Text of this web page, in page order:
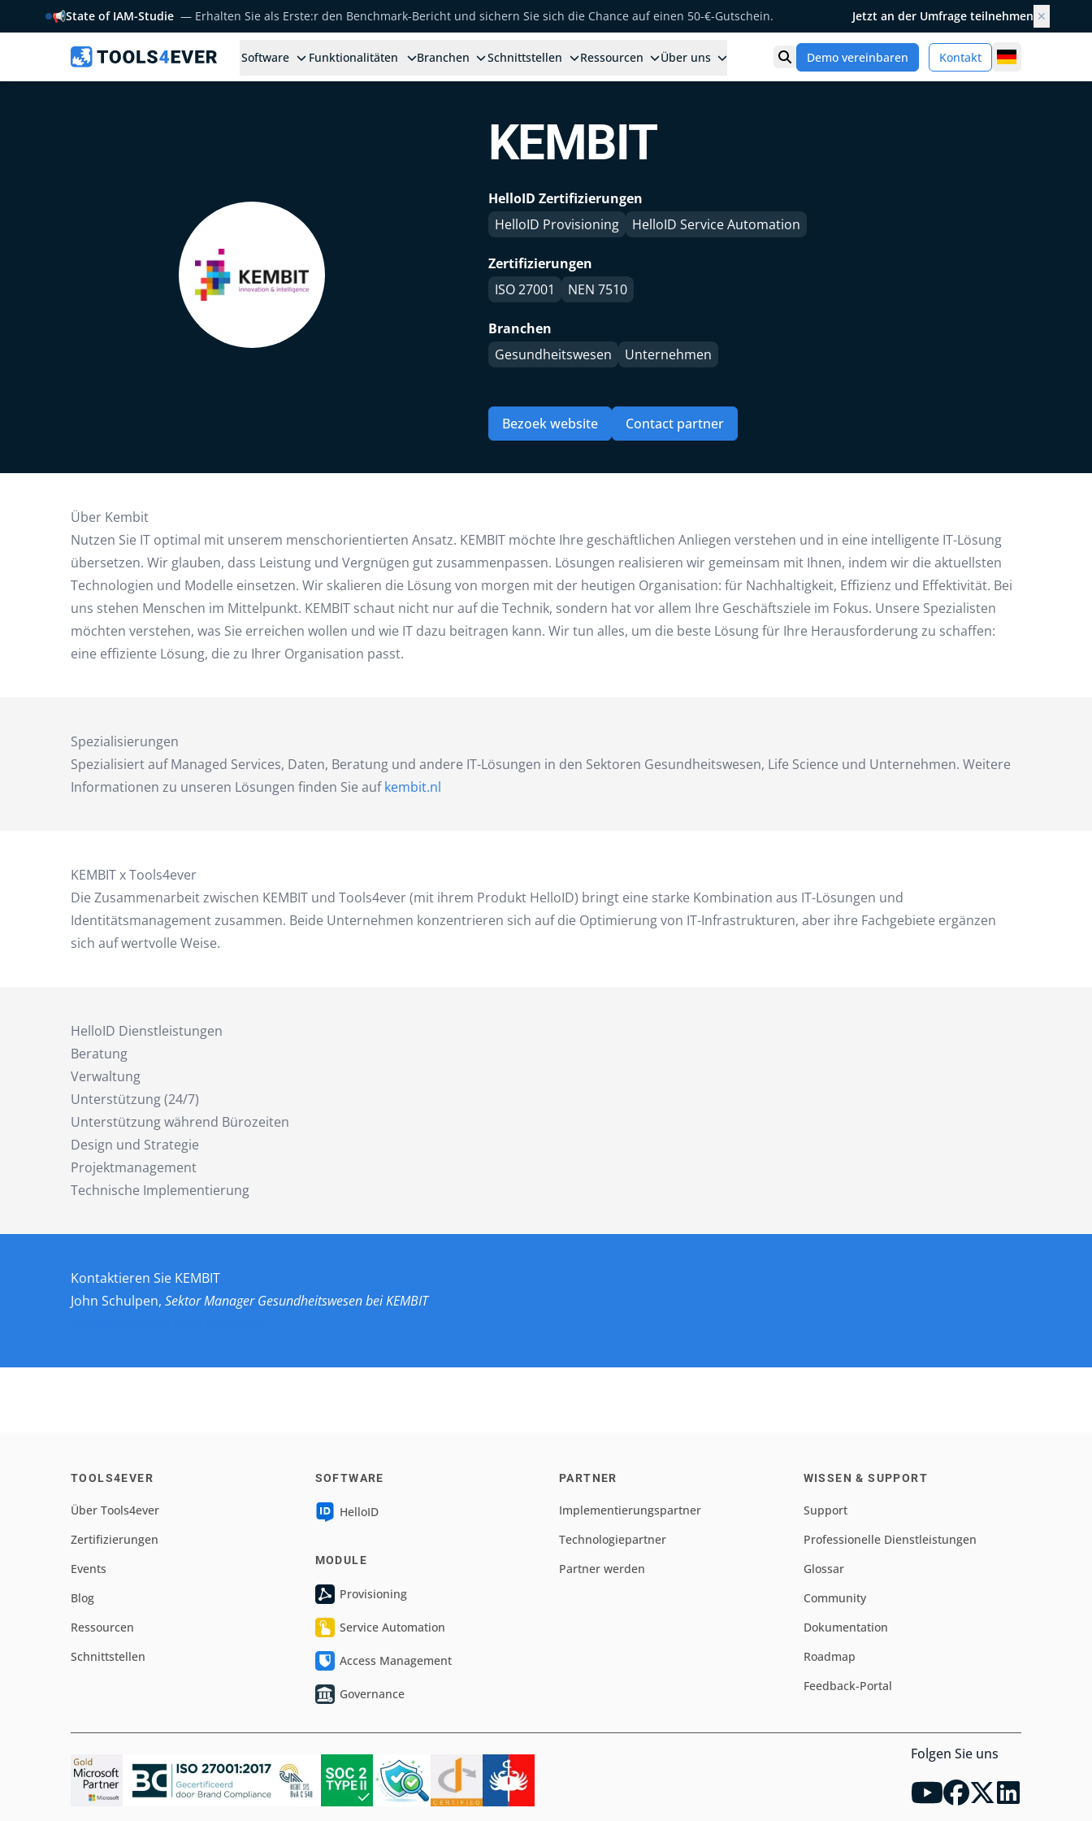
📢State of IAM-Studie — Erhalten Sie als Erste:r den Benchmark-Bericht und sichern Sie sich die Chance auf einen 50-€-Gutschein. Jetzt an der Umfrage teilnehmen ✕
Software Funktionalitäten Branchen Schnittstellen Ressourcen Über uns Suche öffnen
Demo vereinbaren Kontakt Germany
KEMBIT
HelloID Zertifizierungen
HelloID Provisioning
HelloID Service Automation
Zertifizierungen
ISO 27001
NEN 7510
Branchen
Gesundheitswesen
Unternehmen
Bezoek website Contact partner
Über Kembit
Nutzen Sie IT optimal mit unserem menschorientierten Ansatz. KEMBIT möchte Ihre geschäftlichen Anliegen verstehen und in eine intelligente IT-Lösung
übersetzen. Wir glauben, dass Leistung und Vergnügen gut zusammenpassen. Lösungen realisieren wir gemeinsam mit Ihnen, indem wir die aktuellsten
Technologien und Modelle einsetzen. Wir skalieren die Lösung von morgen mit der heutigen Organisation: für Nachhaltigkeit, Effizienz und Effektivität. Bei
uns stehen Menschen im Mittelpunkt. KEMBIT schaut nicht nur auf die Technik, sondern hat vor allem Ihre Geschäftsziele im Fokus. Unsere Spezialisten
möchten verstehen, was Sie erreichen wollen und wie IT dazu beitragen kann. Wir tun alles, um die beste Lösung für Ihre Herausforderung zu schaffen:
eine effiziente Lösung, die zu Ihrer Organisation passt.
Spezialisierungen
Spezialisiert auf Managed Services, Daten, Beratung und andere IT-Lösungen in den Sektoren Gesundheitswesen, Life Science und Unternehmen. Weitere
Informationen zu unseren Lösungen finden Sie aufkembit.nl
KEMBIT x Tools4ever
Die Zusammenarbeit zwischen KEMBIT und Tools4ever (mit ihrem Produkt HelloID) bringt eine starke Kombination aus IT-Lösungen und
Identitätsmanagement zusammen. Beide Unternehmen konzentrieren sich auf die Optimierung von IT-Infrastrukturen, aber ihre Fachgebiete ergänzen
sich auf wertvolle Weise.
HelloID Dienstleistungen
Beratung
Verwaltung
Unterstützung (24/7)
Unterstützung während Bürozeiten
Design und Strategie
Projektmanagement
Technische Implementierung
Kontaktieren Sie KEMBIT
John Schulpen, Sektor Manager Gesundheitswesen bei KEMBIT
TOOLS4EVER
Über Tools4ever
Zertifizierungen
Events
Blog
Ressourcen
Schnittstellen
SOFTWARE
HelloID
MODULE
Provisioning
Service Automation
Access Management
Governance
PARTNER
Implementierungspartner
Technologiepartner
Partner werden
WISSEN & SUPPORT
Support
Professionelle Dienstleistungen
Glossar
Community
Dokumentation
Roadmap
Feedback-Portal
Folgen Sie uns